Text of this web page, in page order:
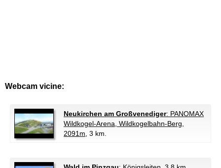
Webcam vicine:
Neukirchen am Großvenediger: PANOMAX
Wildkogel-Arena, Wildkogelbahn-Berg,
2091m , 3 km.